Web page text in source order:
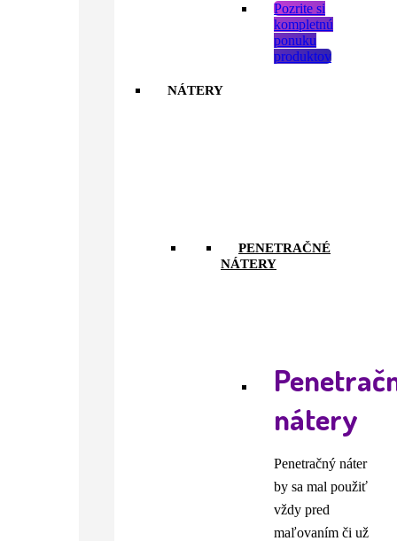
Pozrite si
kompletnú
ponuku
produktov
NÁTERY
PENETRAČNÉ
NÁTERY
nátery
Penetračný náter
by sa mal použiť
vždy pred
maľovaním či už